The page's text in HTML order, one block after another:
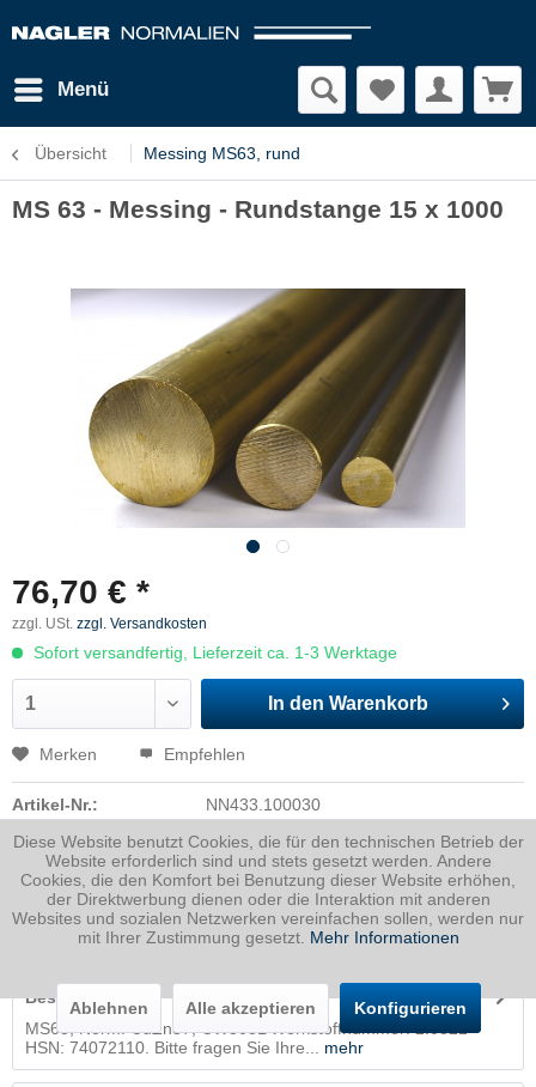
Menü
Übersicht Messing MS63, rund
MS 63 - Messing - Rundstange 15 x 1000
76,70 € *
zzgl. USt. zzgl. Versandkosten
Sofort versandfertig, Lieferzeit ca. 1-3 Werktage
In den Warenkorb
Merken Empfehlen
Artikel-Nr.: NN433.100030
Dicke
0 mm
Breite
15 mm
Länge
1000 mm
1.501Kg
Beschreibung
MS63, Norm: CuZn37, CW508L Werkstoffnummer: 2.0321
HSN: 74072110. Bitte fragen Sie Ihre...
mehr
Diese Website benutzt Cookies, die für den technischen Betrieb der
Website erforderlich sind und stets gesetzt werden. Andere
Cookies, die den Komfort bei Benutzung dieser Website erhöhen,
der Direktwerbung dienen oder die Interaktion mit anderen
Websites und sozialen Netzwerken vereinfachen sollen, werden nur
mit Ihrer Zustimmung gesetzt. Mehr Informationen
Ablehnen Alle akzeptieren Konfigurieren